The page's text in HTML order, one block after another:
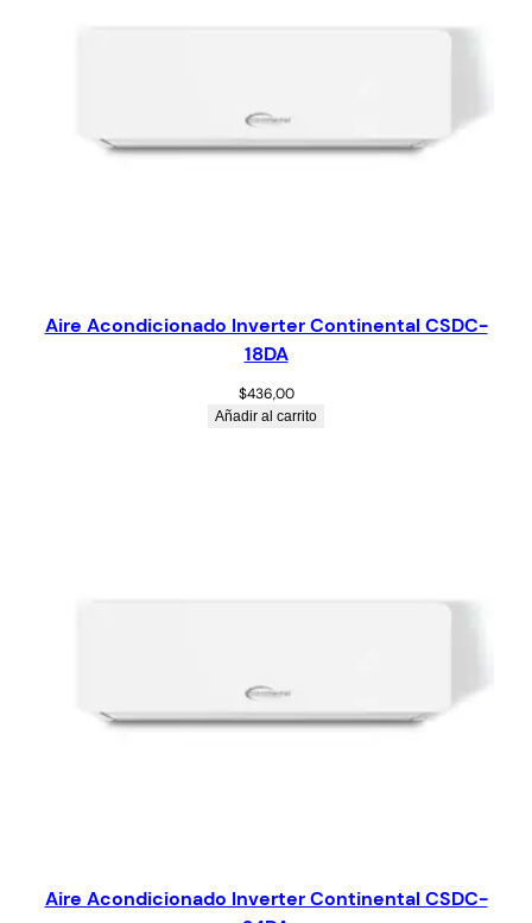
Aire Acondicionado Inverter Continental CSDC-
18DA
$436,00
Añadir al carrito
Aire Acondicionado Inverter Continental CSDC-